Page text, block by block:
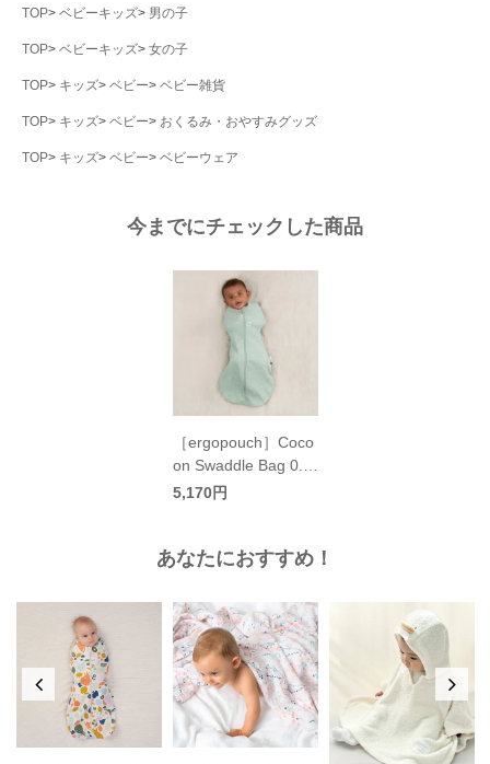
TOP ベビーキッズ 男の子
TOP ベビーキッズ 女の子
TOP キッズ ベビー ベビー雑貨
TOP キッズ ベビー おくるみ・おやすみグッズ
TOP キッズ ベビー ベビーウェア
今までにチェックした商品
［ergopouch］Coco
on Swaddle Bag 0.2
TOG おくるみ／エル
5,170円
あなたにおすすめ！